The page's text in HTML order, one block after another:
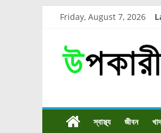
Friday, August 7, 2026
স্বাস্থ্য জীবন